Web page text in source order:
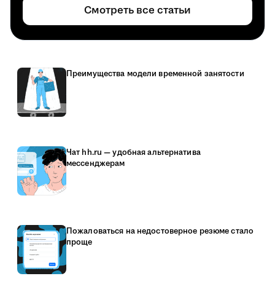
Смотреть все статьи
Преимущества модели временной занятости
Чат hh.ru — удобная альтернатива
мессенджерам
Пожаловаться на недостоверное резюме стало
проще